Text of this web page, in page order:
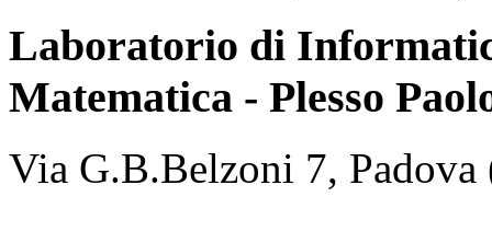
Laboratorio di
Matematica - Plesso
Via G.B.Belzoni 7, Padova